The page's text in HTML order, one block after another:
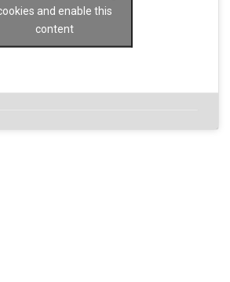
and enable this
content